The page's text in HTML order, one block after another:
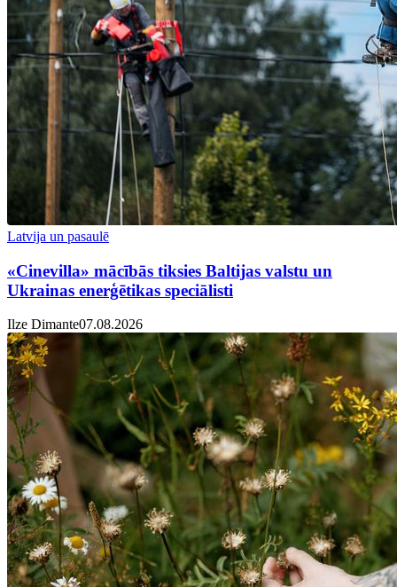
Latvija un pasaulē
«Cinevilla» mācībās tiksies Baltijas valstu un
Ukrainas enerģētikas speciālisti
Ilze Dimante07.08.2026